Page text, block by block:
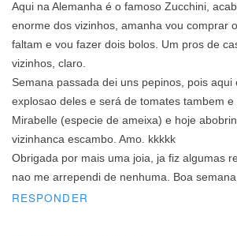
Aqui na Alemanha é o famoso Zucchini,
enorme dos vizinhos, amanha vou comprar
faltam e vou fazer dois bolos. Um pros de
vizinhos, claro.
Semana passada dei uns pepinos, pois aqui
explosao deles e será de tomates tambem
Mirabelle (especie de ameixa) e hoje
vizinhanca escambo. Amo. kkkkk
Obrigada por mais uma joia, ja fiz algumas
nao me arrependi de nenhuma. Boa
RESPONDER